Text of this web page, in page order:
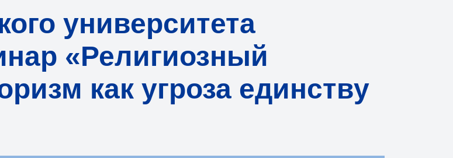
университета
«Религиозный
как угроза единству